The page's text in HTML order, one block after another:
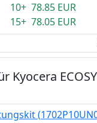
10+ 78.85 EUR
15+ 78.05 EUR
Kyocera